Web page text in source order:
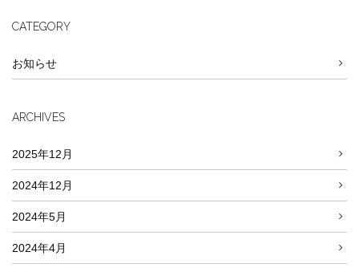
CATEGORY
お知らせ
ARCHIVES
2025年12月
2024年12月
2024年5月
2024年4月